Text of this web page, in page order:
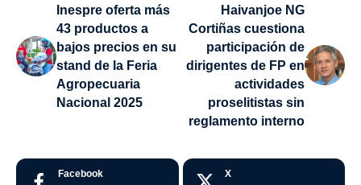
Inespre oferta más
43 productos a
bajos precios en su
stand de la Feria
Agropecuaria
Nacional 2025
Haivanjoe NG
Cortiñas cuestiona
participación de
dirigentes de FP en
actividades
proselitistas sin
reglamento interno
Facebook X